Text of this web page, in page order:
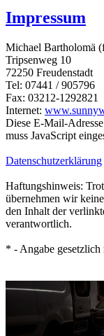
Impressum
Michael Bartholomä
Tripsenweg 10
72250 Freudenstadt
Tel: 07441 / 905796
Fax: 03212-1292821
Internet:
Diese E-Mail-
muss JavaScript
Datenschutzerklärung
Haftungshinweis:
übernehmen wir
den Inhalt der
verantwortlich.
* - Angabe gesetzlich